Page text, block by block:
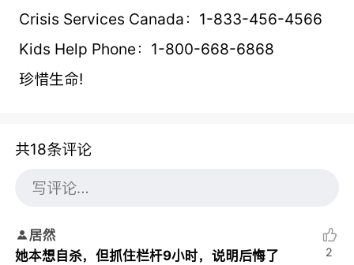
Crisis Services Canada：1-833-456-4566
Kids Help Phone：1-800-668-6868
珍惜生命!
共18条评论
居然
她本想自杀，但抓住栏杆9小时，说明后悔了
2